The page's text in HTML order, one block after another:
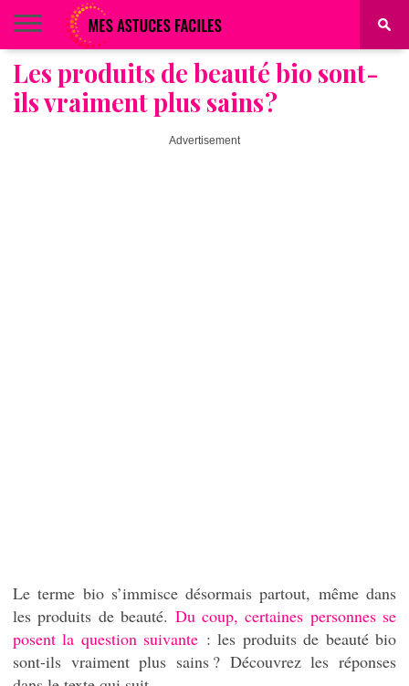
BEAUTÉ
COIFFURE
ALIMENTATION
MAQUILLAGE
MAISON
Les produits de beauté bio sont-
ils vraiment plus sains ?
Advertisement
Le terme bio s’immisce désormais partout, même dans
les produits de beauté. Du coup, certaines personnes se
posent la question suivante : les produits de beauté bio
sont-ils vraiment plus sains ? Découvrez les réponses